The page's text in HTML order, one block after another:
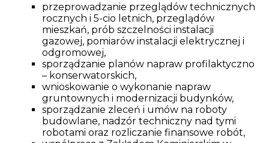
przeprowadzanie przeglądów technicznych
rocznych i 5-cio letnich, przeglądów
mieszkań, prób szczelności instalacji
gazowej, pomiarów instalacji elektrycznej i
odgromowej,
sporządzanie planów napraw profilaktyczno
– konserwatorskich,
wnioskowanie o wykonanie napraw
gruntownych i modernizacji budynków,
sporządzanie zleceń i umów na roboty
budowlane, nadzór techniczny nad tymi
robotami oraz rozliczanie finansowe robót,